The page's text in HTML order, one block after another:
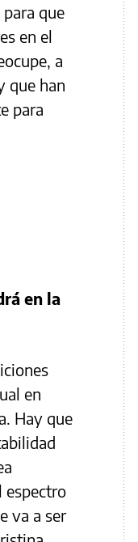
que
en el
a
que han
para
en la
en
Hay que
espectro
va a ser